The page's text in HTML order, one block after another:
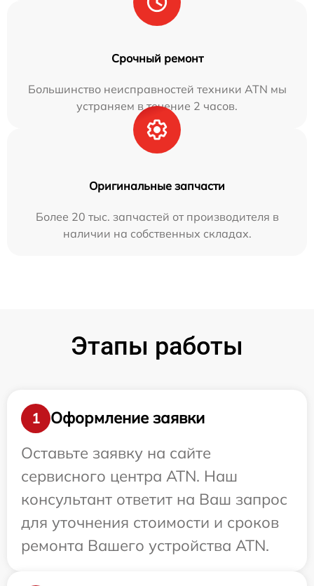
Срочный ремонт
Большинство неисправностей техники ATN мы
устраняем в течение 2 часов.
Оригинальные запчасти
Более 20 тыс. запчастей от производителя в
наличии на собственных складах.
Этапы работы
1
Оформление заявки
Оставьте заявку на сайте
сервисного центра ATN. Наш
консультант ответит на Ваш запрос
для уточнения стоимости и сроков
ремонта Вашего устройства ATN.